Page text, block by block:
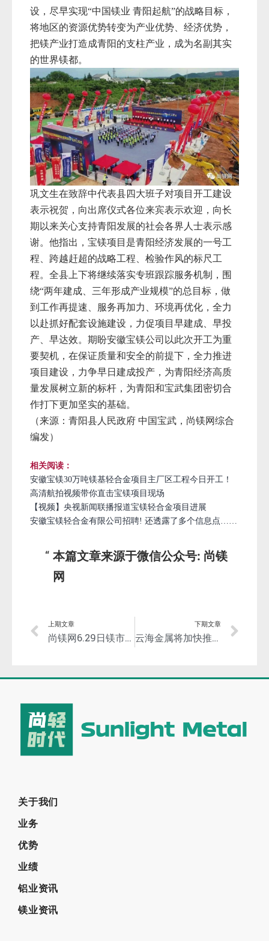
设，尽早实现“中国镁业 青阳起航”的战略目标，
将地区的资源优势转变为产业优势、经济优势，
把镁产业打造成青阳的支柱产业，成为名副其实
的世界镁都。
巩文生在致辞中代表县四大班子对项目开工建设
表示祝贺，向出席仪式各位来宾表示欢迎，向长
期以来关心支持青阳发展的社会各界人士表示感
谢。他指出，宝镁项目是青阳经济发展的一号工
程、跨越赶超的战略工程、检验作风的标尺工
程。全县上下将继续落实专班跟踪服务机制，围
绕“两年建成、三年形成产业规模”的总目标，做
到工作再提速、服务再加力、环境再优化，全力
以赴抓好配套设施建设，力促项目早建成、早投
产、早达效。期盼安徽宝镁公司以此次开工为重
要契机，在保证质量和安全的前提下，全力推进
项目建设，力争早日建成投产，为青阳经济高质
量发展树立新的标杆，为青阳和宝武集团密切合
作打下更加坚实的基础。
（来源：青阳县人民政府 中国宝武，尚镁网综合
编发）
相关阅读：
安徽宝镁30万吨镁基轻合金项目主厂区工程今日开工！
高清航拍视频带你直击宝镁项目现场
【视频】央视新闻联播报道宝镁轻合金项目进展
安徽宝镁轻合金有限公司招聘! 还透露了多个信息点……
本篇文章来源于微信公众号: 尚镁
网
上期文章
尚镁网6.29日镁市场简评：镁市窄幅盘整运行
下期文章
云海金属将加快推进五台云海二期项目建设
关于我们
业务
优势
业绩
铝业资讯
镁业资讯